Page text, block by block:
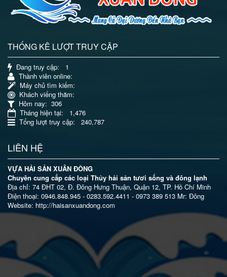
THỐNG KÊ LƯỢT TRUY CẬP
Đang truy cập: 1
Thành viên online:
Máy chủ tìm kiếm:
Khách viếng thăm:
Hôm nay: 306
Tháng hiện tại: 1,476
Tổng lượt truy cập: 240,787
LIÊN HỆ
VỰA HẢI SẢN XUÂN ĐÔNG
Chuyên cung cấp các loại Thủy hải sản tươi sống và đông lạnh
Địa chỉ: 74 ĐHT 02, Đ. Đông Hưng Thuận, Quận 12, TP. Hồ Chí Minh
Điện thoại: 0946.848.945 - 0283.592.4411 - 0973 389 513 Mr: Đông
Website: http://haisanxuandong.com